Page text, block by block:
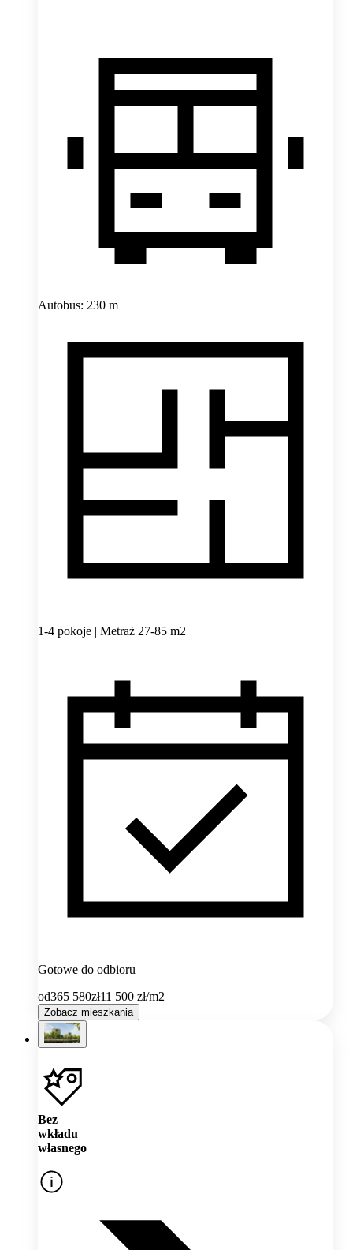
Autobus: 230 m
1-4 pokoje | Metraż 27-85 m2
Gotowe do odbioru
od365 580zł11 500 zł/m2
Zobacz mieszkania
Bez
wkładu
własnego